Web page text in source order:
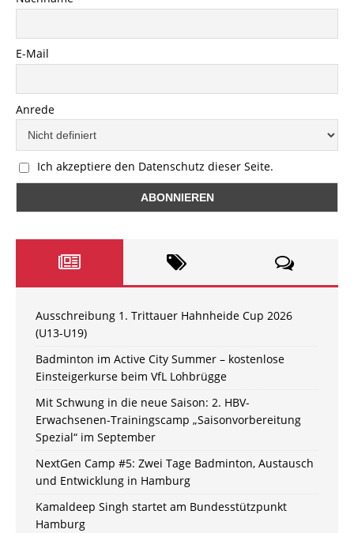
E-Mail
Anrede
Ich akzeptiere den Datenschutz dieser Seite.
Ausschreibung 1. Trittauer Hahnheide Cup 2026
(U13-U19)
Badminton im Active City Summer – kostenlose
Einsteigerkurse beim VfL Lohbrügge
Mit Schwung in die neue Saison: 2. HBV-
Erwachsenen-Trainingscamp „Saisonvorbereitung
Spezial“ im September
NextGen Camp #5: Zwei Tage Badminton, Austausch
und Entwicklung in Hamburg
Kamaldeep Singh startet am Bundesstützpunkt
Hamburg